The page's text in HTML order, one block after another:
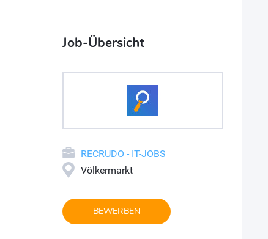
Job-Übersicht
RECRUDO - IT-JOBS
Völkermarkt
BEWERBEN